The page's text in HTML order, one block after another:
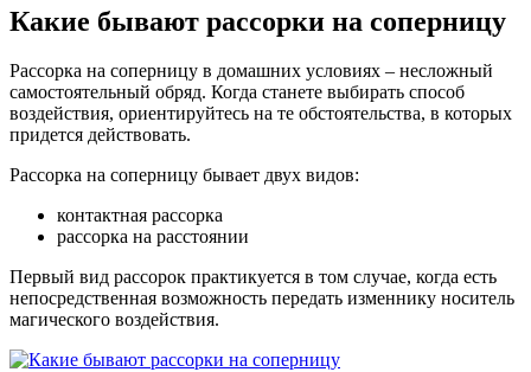
Какие бывают рассорки на соперницу
Рассорка на соперницу в домашних условиях – несложный
самостоятельный обряд. Когда станете выбирать способ
воздействия, ориентируйтесь на те обстоятельства, в которых
придется действовать.
Рассорка на соперницу бывает двух видов:
контактная рассорка
рассорка на расстоянии
Первый вид рассорок практикуется в том случае, когда есть
непосредственная возможность передать изменнику носитель
магического воздействия.